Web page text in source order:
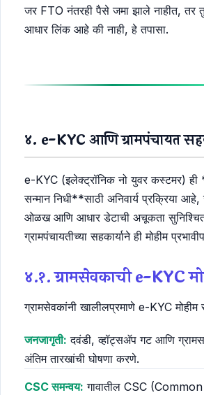
जर FTO नंतरही पैसे जमा झाले नाहीत, तर
आधार लिंक आहे की नाही, हे तपासा.
४. e-KYC आणि ग्रामपंचायत
e-KYC (इलेक्ट्रॉनिक नो युवर कस्टमर)
सन्मान निधी**साठी अनिवार्य प्रक्रिया आहे,
ओळख आणि आधार डेटाची अचूकता
ग्रामपंचायतीच्या सहकार्याने ही मोहीम
४.१. ग्रामसेवकाची e-KYC
ग्रामसेवकांनी खालीलप्रमाणे e-KYC मोहीम
जनजागृती: दवंडी, व्हॉट्सॲप गट आणि
अंतिम तारखांची घोषणा करणे.
CSC समन्वय: गावातील CSC